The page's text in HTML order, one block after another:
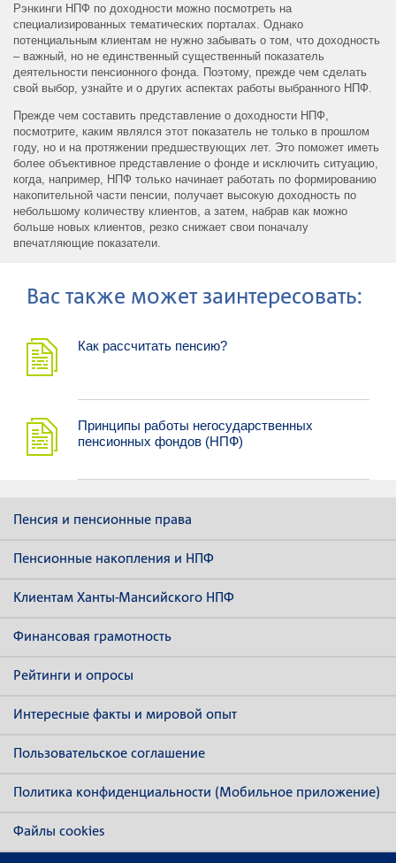
Рэнкинги НПФ по доходности можно посмотреть на
специализированных тематических порталах. Однако
потенциальным клиентам не нужно забывать о том, что доходность
– важный, но не единственный существенный показатель
деятельности пенсионного фонда. Поэтому, прежде чем сделать
свой выбор, узнайте и о других аспектах работы выбранного НПФ.
Прежде чем составить представление о доходности НПФ,
посмотрите, каким являлся этот показатель не только в прошлом
году, но и на протяжении предшествующих лет. Это поможет иметь
более объективное представление о фонде и исключить ситуацию,
когда, например, НПФ только начинает работать по формированию
накопительной части пенсии, получает высокую доходность по
небольшому количеству клиентов, а затем, набрав как можно
больше новых клиентов, резко снижает свои поначалу
впечатляющие показатели.
Ваc также может заинтересовать:
Как рассчитать пенсию?
Принципы работы негосударственных
пенсионных фондов (НПФ)
Пенсия и пенсионные права
Пенсионные накопления и НПФ
Клиентам Ханты-Мансийского НПФ
Финансовая грамотность
Рейтинги и опросы
Интересные факты и мировой опыт
Пользовательское соглашение
Политика конфиденциальности (Мобильное приложение)
Файлы cookies